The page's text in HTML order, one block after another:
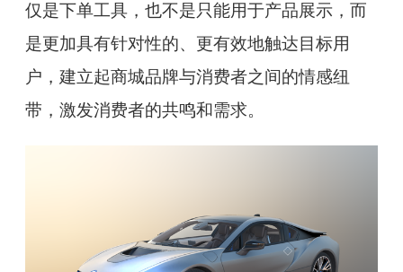
仅是下单工具，也不是只能用于产品展示，而
是更加具有针对性的、更有效地触达目标用
户，建立起商城品牌与消费者之间的情感纽
带，激发消费者的共鸣和需求。